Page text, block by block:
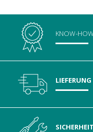
KNOW-
LIEFERUNG